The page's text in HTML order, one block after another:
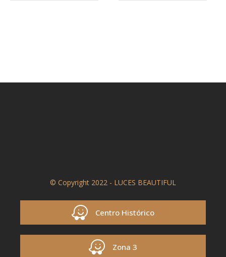
© Copyright 2022 - LUCES BEAUTIFUL
Centro Histórico
Zona 3